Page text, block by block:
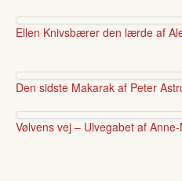
Ellen Knivsbærer den lærde af
Den sidste Makarak af Peter
Vølvens vej – Ulvegabet af